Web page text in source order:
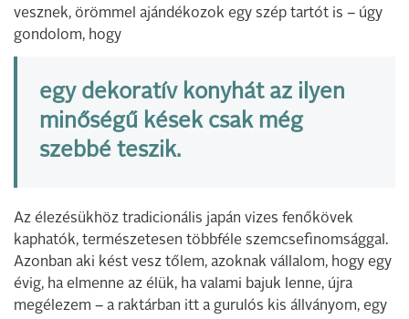
vesznek, örömmel ajándékozok egy szép tartót is – úgy
gondolom, hogy
egy dekoratív konyhát az ilyen
minőségű kések csak még
szebbé teszik.
Az élezésükhöz tradicionális japán vizes fenőkövek
kaphatók, természetesen többféle szemcsefinomsággal.
Azonban aki kést vesz tőlem, azoknak vállalom, hogy egy
évig, ha elmenne az élük, ha valami bajuk lenne, újra
megélezem – a raktárban itt a gurulós kis állványom, egy